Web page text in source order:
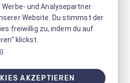
und Analysepartner
Website. Du stimmst der
freiwillig zu, indem du auf
klickst.
AKZEPTIEREN